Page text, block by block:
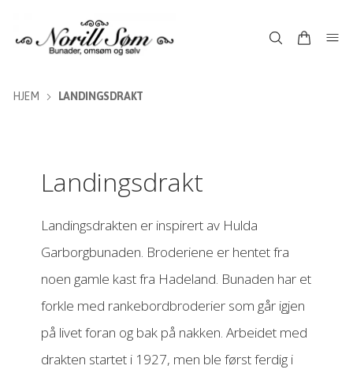
HJEM LANDINGSDRAKT
Landingsdrakt
Landingsdrakten er inspirert av Hulda
Garborgbunaden. Broderiene er hentet fra
noen gamle kast fra Hadeland. Bunaden har et
forkle med rankebordbroderier som går igjen
på livet foran og bak på nakken. Arbeidet med
drakten startet i 1927, men ble først ferdig i